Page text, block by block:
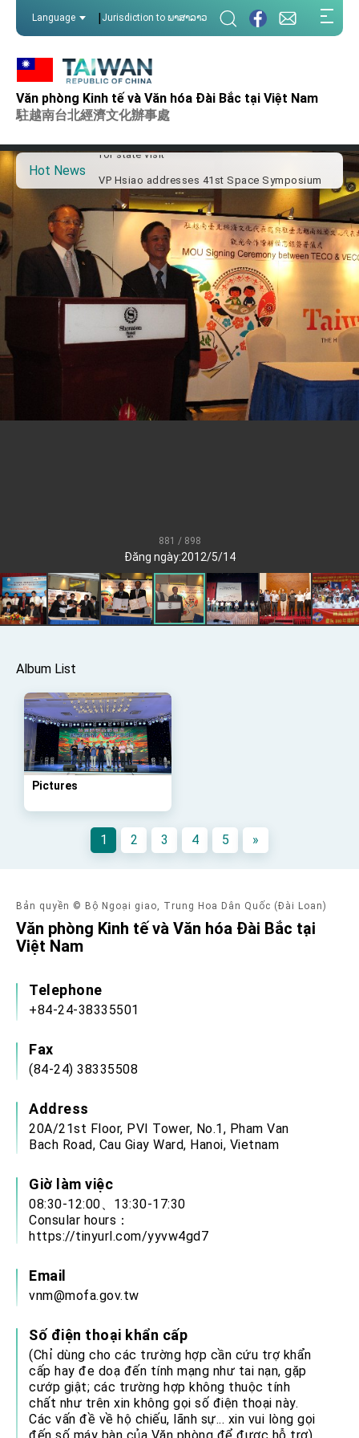
Language | Jurisdiction to ພາສາລາວ
Văn phòng Kinh tế và Văn hóa Đài Bắc tại Việt Nam
駐越南台北經濟文化辦事處
Hot News
Important Remarks of the Ministry of Foreign
Affairs
Taiwan government to open office in Arizona,
advancing Taiwan-US exchanges and
for state visit
Taiwan’s economic growth is a priority for
President Lai
President Lai’s remarks for Lunar New Year
President Lai interviewed by AFP
President Lai holds press conference on
Taiwan- US Economic Prosperity Partnership
Dialogue
FM Lin attends Taiwan Panorama exhibit at
President Lai meets US delegation led by
Senator Ruben Gallego
MOFA, MODA team up to promote integrated
diplomacy
Trump for signing Taiwan Assurance
Implementation Act
President Lai delivers 2025 National Day
Address
Presidential Inauguration Speech
Affairs
Taiwan government to open office in Arizona,
advancing Taiwan-US exchanges and
cooperation
881 / 898
Đăng ngày:2012/5/14
Album List
Pictures
1 2 3 4 5 »
Bản quyền © Bộ Ngoại giao, Trung Hoa Dân Quốc (Đài Loan)
Văn phòng Kinh tế và Văn hóa Đài Bắc tại
Việt Nam
Telephone
+84-24-38335501
Fax
(84-24) 38335508
Address
20A/21st Floor, PVI Tower, No.1, Pham Van
Bach Road, Cau Giay Ward, Hanoi, Vietnam
Giờ làm việc
08:30-12:00、13:30-17:30
Consular hours：
https://tinyurl.com/yyvw4gd7
Email
vnm@mofa.gov.tw
Số điện thoại khẩn cấp
(Chỉ dùng cho các trường hợp cần cứu trợ khẩn
cấp hay đe doạ đến tính mạng như tai nạn, gặp
cướp giật; các trường hợp không thuộc tính
chất như trên xin không gọi số điện thoại này.
Các vấn đề về hộ chiếu, lãnh sự... xin vui lòng gọi